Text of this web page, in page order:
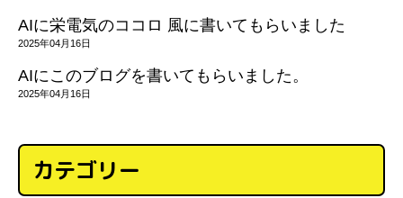
AIに栄電気のココロ 風に書いてもらいました
2025年04月16日
AIにこのブログを書いてもらいました。
2025年04月16日
カテゴリー